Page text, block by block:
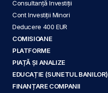
Consultanță Investiții
Cont Investiții Minori
Deducere 400 EUR
COMISIOANE
PLATFORME
PIAȚĂ ȘI ANALIZE
EDUCAȚIE (SUNETUL BANILOR)
FINANȚARE COMPANII